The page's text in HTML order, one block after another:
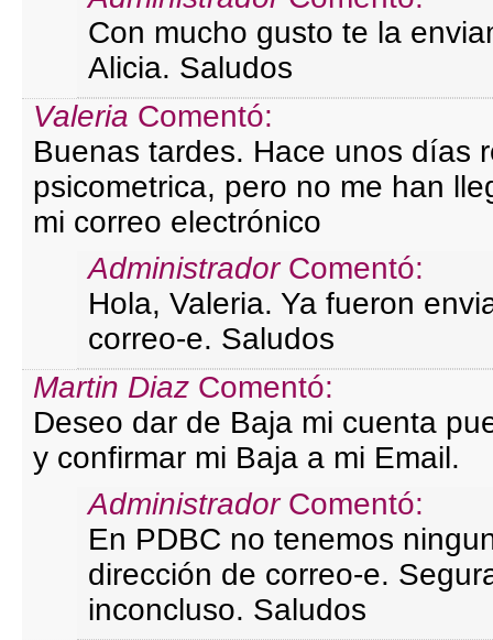
Con mucho gusto te la
Alicia. Saludos
Valeria Comentó:
Buenas tardes. Hace unos días
psicometrica, pero no me han
mi correo electrónico
Administrador Comentó:
Hola, Valeria. Ya fueron
correo-e. Saludos
Martin Diaz Comentó:
Deseo dar de Baja mi cuenta
y confirmar mi Baja a mi Email.
Administrador Comentó:
En PDBC no tenemos
dirección de correo-e.
inconcluso. Saludos